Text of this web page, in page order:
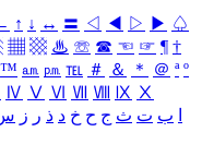
↑ ↓ ↔ 〓 ◁ ◀ ▷ ▶ ♤
▦ ▩ ♨ ☏ ☎ ☜ ☞ ¶ †
™ ㏂ ㏘ ℡ ＃ ＆ ＊ ＠ ª º
Ⅳ Ⅴ Ⅵ Ⅶ Ⅷ Ⅸ Ⅹ
ب ت ث ج ح خ د ذ ر ز